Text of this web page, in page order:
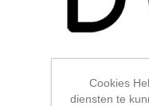
Cookies
diensten te